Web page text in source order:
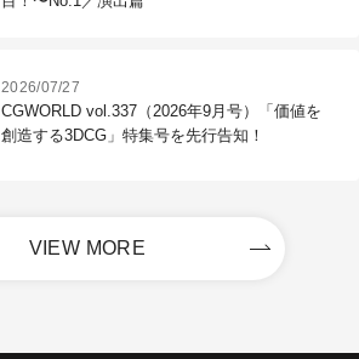
2026/07/27
CGWORLD vol.337（2026年9月号）「価値を
創造する3DCG」特集号を先行告知！
VIEW MORE